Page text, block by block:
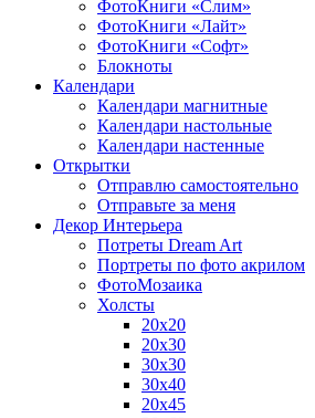
ФотоКниги «Слим»
ФотоКниги «Лайт»
ФотоКниги «Софт»
Блокноты
Календари
Календари магнитные
Календари настольные
Календари настенные
Открытки
Отправлю самостоятельно
Отправьте за меня
Декор Интерьера
Потреты Dream Art
Портреты по фото акрилом
ФотоМозаика
Холсты
20х20
20х30
30х30
30х40
20х45